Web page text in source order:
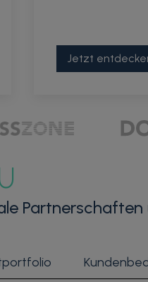
Jetzt